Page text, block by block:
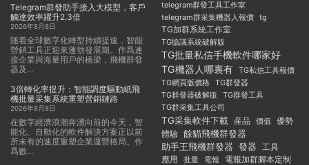
Telegram群發助手接入大模型，客戶
觸達效率躍升2.3倍
2026年8月8日
随着全球數字化轉型持續提速，智能
營銷工具正迎來蓬勃發展期。作爲連
接企業與海量用戶的橋梁，飛機群發
器及...
3倍轉化率提升：智能調度驅動紙飛
機批量采集系統重塑營銷鏈路
2026年8月8日
在數字經濟浪潮奔湧向前的今天，智
能化、自動化的軟件解決方案正以前
所未有的速度重塑企業運營格局。作
爲數...
telegram群發工具工作室
telegram群采集機器人報價 tg
TG加群系統工作室
TG協議系統破解版
TG批量私信手機軟件哪家好
TG機器人哪裏有 TG私信工具報價
TG網頁版價格
TG群發器
TG群發器破解版
TG群發工具
TG群采集工具公司
TG采集軟件下載 産品 價值 優勢
體驗 餘貓飛機群發器
助手王飛機群發器 發器 工具
應用
批量 電報 電報加群腳本定制